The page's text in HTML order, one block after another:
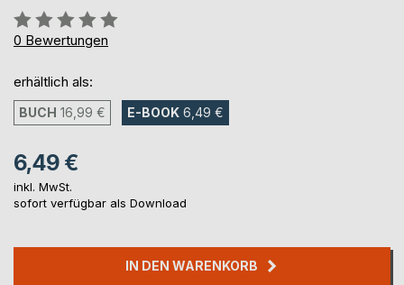
Bewertung::
0%
0 Bewertungen
erhältlich als:
BUCH 16,99 € E-BOOK 6,49 €
6,49 €
inkl. MwSt.
sofort verfügbar als Download
IN DEN WARENKORB